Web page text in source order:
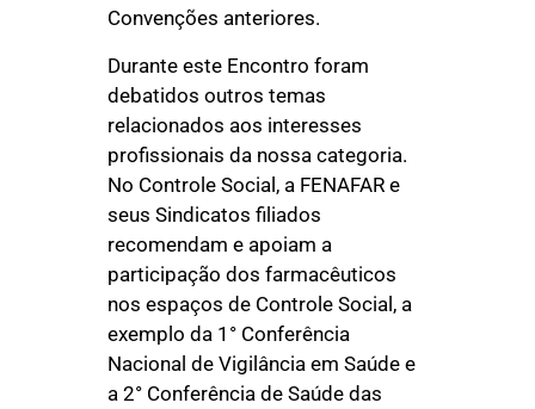
Convenções anteriores.
Durante este Encontro foram
debatidos outros temas
relacionados aos interesses
profissionais da nossa categoria.
No Controle Social, a FENAFAR e
seus Sindicatos filiados
recomendam e apoiam a
participação dos farmacêuticos
nos espaços de Controle Social, a
exemplo da 1° Conferência
Nacional de Vigilância em Saúde e
a 2° Conferência de Saúde das